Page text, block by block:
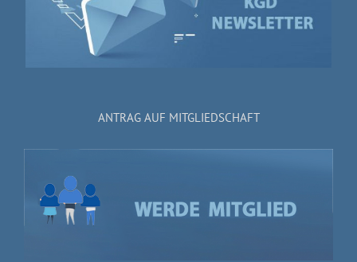
ANTRAG AUF MITGLIEDSCHAFT